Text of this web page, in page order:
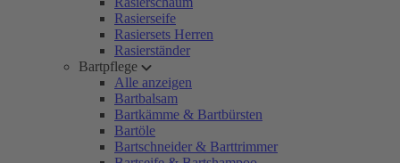
Rasierseife
Rasiersets Herren
Rasierständer
Bartpflege
Alle anzeigen
Bartbalsam
Bartkämme & Bartbürsten
Bartöle
Bartschneider & Barttrimmer